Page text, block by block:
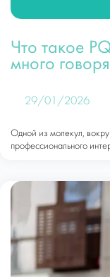
Что такое
много
29/01/2026
Одной из молекул,
профессионального